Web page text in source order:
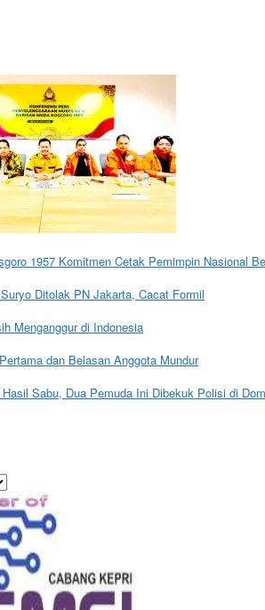
1957 Komitmen Cetak Pemimpin Nasional
Ditolak PN Jakarta, Cacat Formil
Menganggur di Indonesia
dan Belasan Anggota Mundur
Sabu, Dua Pemuda Ini Dibekuk Polisi di